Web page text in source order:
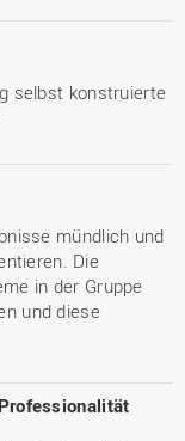
selbst konstruierte
mündlich und
Die
in der Gruppe
und diese